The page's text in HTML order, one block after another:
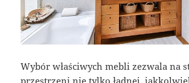
Wybór właściwych mebli zezwala na
przestrzeni nie tylko ładnej,